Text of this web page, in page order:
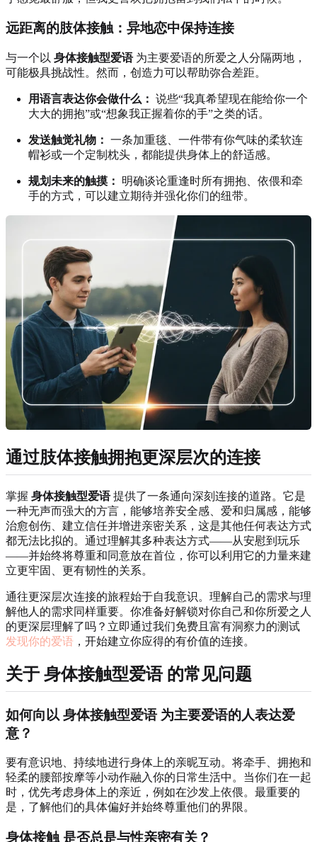
远距离的肢体接触：异地恋中保持连接
与一个以 身体接触型爱语为主要爱语的所爱之人分隔两地，
可能极具挑战性。然而，创造力可以帮助弥合差距。
用语言表达你会做什么： 说些“我真希望现在能给你一个
大大的拥抱”或“想象我正握着你的手”之类的话。
发送触觉礼物： 一条加重毯、一件带有你气味的柔软连
帽衫或一个定制枕头，都能提供身体上的舒适感。
规划未来的触摸：
明确谈论重逢时所有拥抱、依偎和牵
手的方式，可以建立期待并强化你们的纽带。
通过肢体接触拥抱更深层次的连接
掌握 身体接触型爱语提供了一条通向深刻连接的道路。它是
一种无声而强大的方言，能够培养安全感、爱和归属感，能够
治愈创伤、建立信任并增进亲密关系，这是其他任何表达方式
都无法比拟的。通过理解其多种表达方式——从安慰到玩乐
——并始终将尊重和同意放在首位，你可以利用它的力量来建
立更牢固、更有韧性的关系。
通往更深层次连接的旅程始于自我意识。理解自己的需求与理
解他人的需求同样重要。你准备好解锁对你自己和你所爱之人
的更深层理解了吗？立即通过我们免费且富有洞察力的测试
发现你的爱语 ，开始建立你应得的有价值的连接。
关于 身体接触型爱语的常见问题
如何向以 身体接触型爱语 为主要爱语的人表达爱
意？
要有意识地、持续地进行身体上的亲昵互动。将牵手、拥抱和
轻柔的腰部按摩等小动作融入你的日常生活中。当你们在一起
时，优先考虑身体上的亲近，例如在沙发上依偎。最重要的
是，了解他们的具体偏好并始终尊重他们的界限。
身体接触 是否总是与性亲密有关？